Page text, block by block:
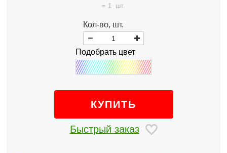
= 1 шт.
Кол-во, шт.
Подобрать цвет
КУПИТЬ
Быстрый заказ